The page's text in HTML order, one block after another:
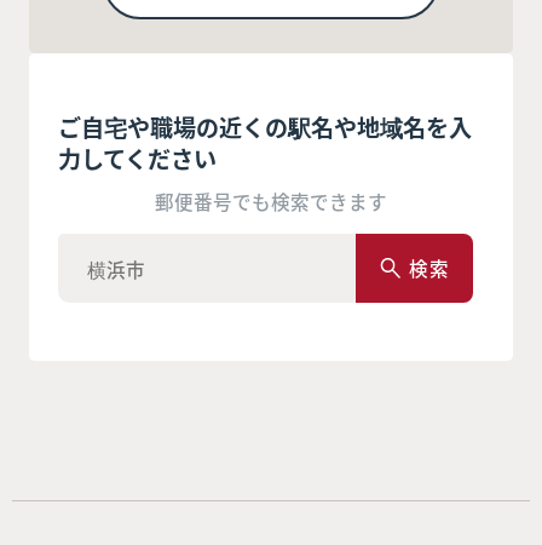
ご自宅や職場の近くの駅名や地域名を入
力してください
郵便番号でも検索できます
検索